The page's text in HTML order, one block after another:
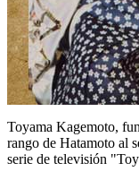
Toyama Kagemoto,
rango de Hatamoto al
serie de televisión